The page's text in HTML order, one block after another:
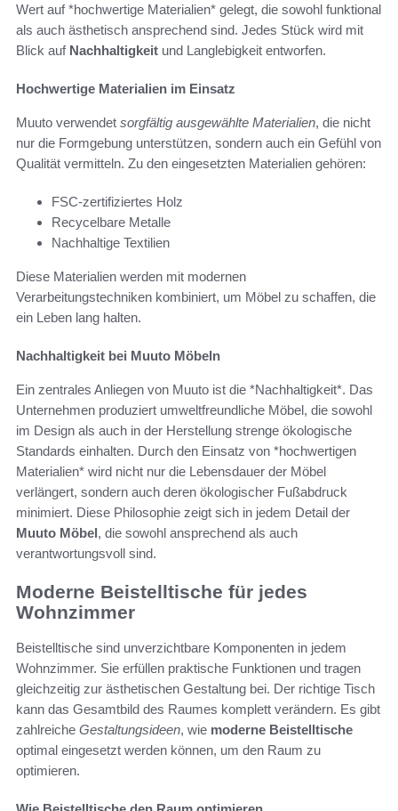
Wert auf *hochwertige Materialien* gelegt, die sowohl funktional
als auch ästhetisch ansprechend sind. Jedes Stück wird mit
Blick auf Nachhaltigkeit und Langlebigkeit entworfen.
Hochwertige Materialien im Einsatz
Muuto verwendet sorgfältig ausgewählte Materialien, die nicht
nur die Formgebung unterstützen, sondern auch ein Gefühl von
Qualität vermitteln. Zu den eingesetzten Materialien gehören:
FSC-zertifiziertes Holz
Recycelbare Metalle
Nachhaltige Textilien
Diese Materialien werden mit modernen
Verarbeitungstechniken kombiniert, um Möbel zu schaffen, die
ein Leben lang halten.
Nachhaltigkeit bei Muuto Möbeln
Ein zentrales Anliegen von Muuto ist die *Nachhaltigkeit*. Das
Unternehmen produziert umweltfreundliche Möbel, die sowohl
im Design als auch in der Herstellung strenge ökologische
Standards einhalten. Durch den Einsatz von *hochwertigen
Materialien* wird nicht nur die Lebensdauer der Möbel
verlängert, sondern auch deren ökologischer Fußabdruck
minimiert. Diese Philosophie zeigt sich in jedem Detail der
Muuto Möbel, die sowohl ansprechend als auch
verantwortungsvoll sind.
Moderne Beistelltische für jedes
Wohnzimmer
Beistelltische sind unverzichtbare Komponenten in jedem
Wohnzimmer. Sie erfüllen praktische Funktionen und tragen
gleichzeitig zur ästhetischen Gestaltung bei. Der richtige Tisch
kann das Gesamtbild des Raumes komplett verändern. Es gibt
zahlreiche Gestaltungsideen, wie moderne Beistelltische
optimal eingesetzt werden können, um den Raum zu
optimieren.